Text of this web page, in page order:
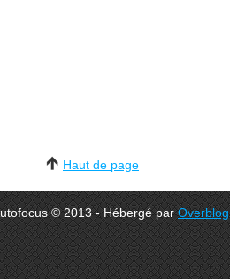
Haut de page
© 2013 - Hébergé parOverblog